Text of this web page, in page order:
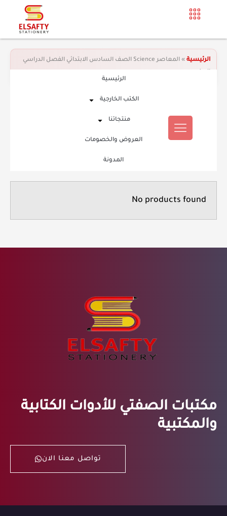
الرئيسية »
المعاصر Science الصف السادس الابتدائي الفصل الدراسي
الرئيسية
الكتب الخارجية
منتجاتنا
العروض والخصومات
المدونة
No products found
مكتبات الصفتي للأدوات الكتابية
والمكتبية
تواصل معنا الان